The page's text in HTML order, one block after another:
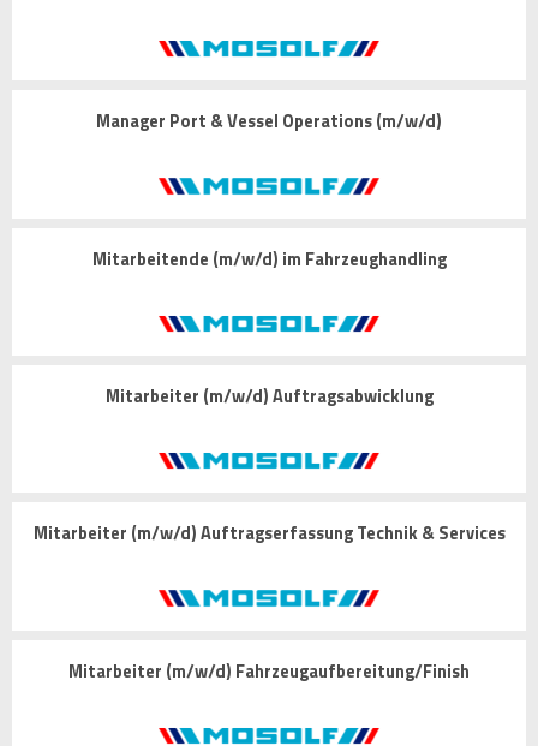
Manager Port & Vessel Operations (m/w/d)
Mitarbeitende (m/w/d) im Fahrzeughandling
Mitarbeiter (m/w/d) Auftragsabwicklung
Mitarbeiter (m/w/d) Auftragserfassung Technik & Services
Mitarbeiter (m/w/d) Fahrzeugaufbereitung/Finish